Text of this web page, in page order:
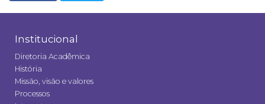
Institucional
Diretoria Acadêmica
História
Missão, visão e valores
Processos